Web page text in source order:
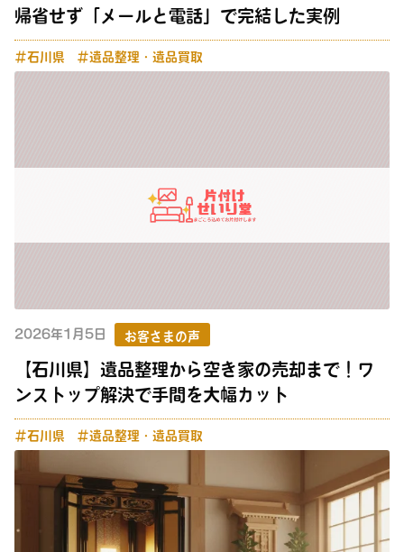
帰省せず「メールと電話」で完結した実例
＃石川県 ＃遺品整理・遺品買取
2026年1月5日 お客さまの声
【石川県】遺品整理から空き家の売却まで！ワ
ンストップ解決で手間を大幅カット
＃石川県 ＃遺品整理・遺品買取